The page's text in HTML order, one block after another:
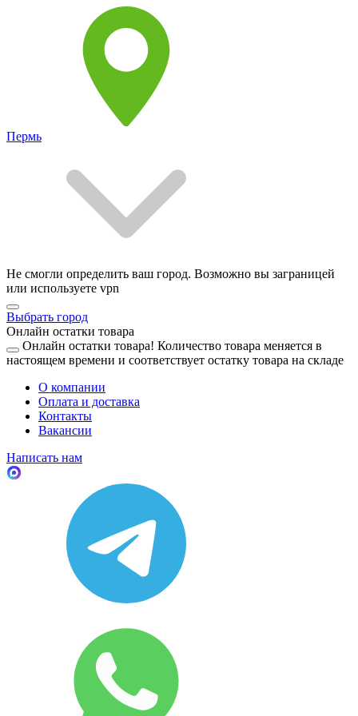
Пермь
Не смогли определить ваш город. Возможно вы заграницей
или используете vpn
Выбрать город
Онлайн остатки товара
Онлайн остатки товара! Количество товара меняется в
настоящем времени и соответствует остатку товара на складе
О компании
Оплата и доставка
Контакты
Вакансии
Написать нам